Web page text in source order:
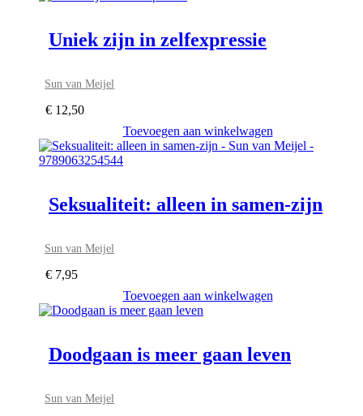
Uniek zijn in zelfexpressie
Sun van Meijel
€ 12,50
Toevoegen aan winkelwagen
Seksualiteit: alleen in samen-zijn
Sun van Meijel
€ 7,95
Toevoegen aan winkelwagen
Doodgaan is meer gaan leven
Sun van Meijel